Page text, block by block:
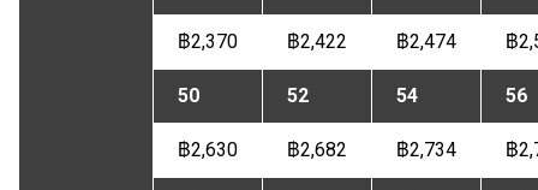
฿2,370 ฿2,422 ฿2,474 ฿
50 52 54 56
฿2,630 ฿2,682 ฿2,734 ฿